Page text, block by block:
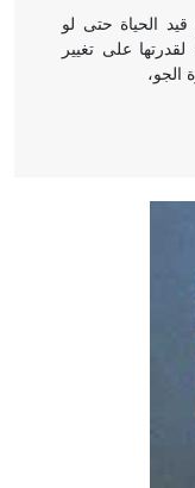
الحياة حتى لو
لقدرتها على تغيير
الجو،
مؤلفات هي:
في جروح الرأس.
في البحر ويتركب
شديد الحمرة وهو